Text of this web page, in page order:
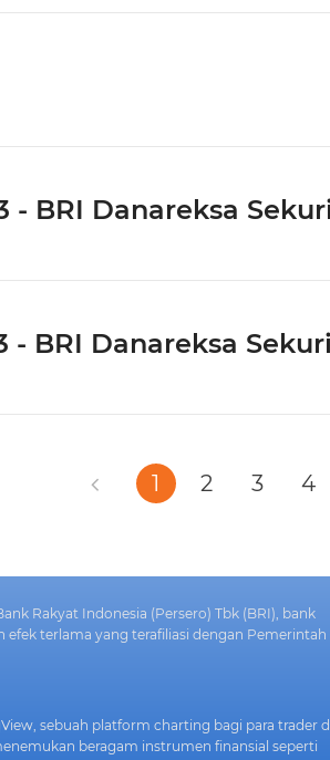
- BRI Danareksa
- BRI Danareksa
1 2 3 4
Rakyat Indonesia (Persero) Tbk (BRI), bank
efek terlama yang terafiliasi dengan Pemerintah
sebuah platform charting bagi para trader
beragam instrumen finansial seperti